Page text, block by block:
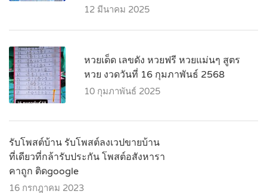
12 มีนาคม 2025
หวยเด็ด เลขดัง หวยฟรี หวยแม่นๆ สูตร
หวย งวดวันที่ 16 กุมภาพันธ์ 2568
10 กุมภาพันธ์ 2025
รับโพสต์บ้าน รับโพสต์ลงเวปขายบ้าน
ที่เดียวที่กล้ารับประกัน โพสต์อสังหารา
คาถูก ติดgoogle
16 กรกฎาคม 2023